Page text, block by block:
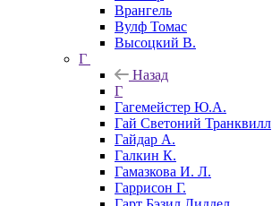
Врангель
Вулф Томас
Высоцкий В.
Г
Назад
Г
Гагемейстер Ю.А.
Гай Светоний Транквилл
Гайдар А.
Галкин К.
Гамазкова И. Л.
Гаррисон Г.